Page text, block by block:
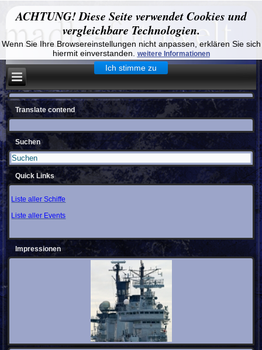
ACHTUNG! Diese Seite verwendet Cookies und
vergleichbare Technologien.
Wenn Sie Ihre Browsereinstellungen nicht anpassen, erklären Sie sich
hiermit einverstanden.
weitere Informationen
Ich stimme zu
Translate contend
Suchen
Quick Links
Liste aller Schiffe
Liste aller Events
Impressionen